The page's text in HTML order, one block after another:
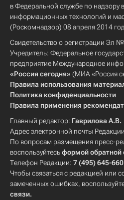
в Федеральной службе по надзору
информационных технологий и
(Роскомнадзор) 08 апреля 2014
Свидетельство о регистрации Эл
Учредитель: Федеральное
предприятие Международное
«Россия сегодня» (МИА «Россия
Правила использования
Политика конфиденциальности
Правила применения
Главный редактор: Гаврилова А.В.
Адрес электронной почты
По вопросам размещения пресс-
воспользуйтесьформой обратной
Телефон Редакции: 7 (495) 645-
Чтобы связаться с редакцией или
замеченных ошибках,
связи.